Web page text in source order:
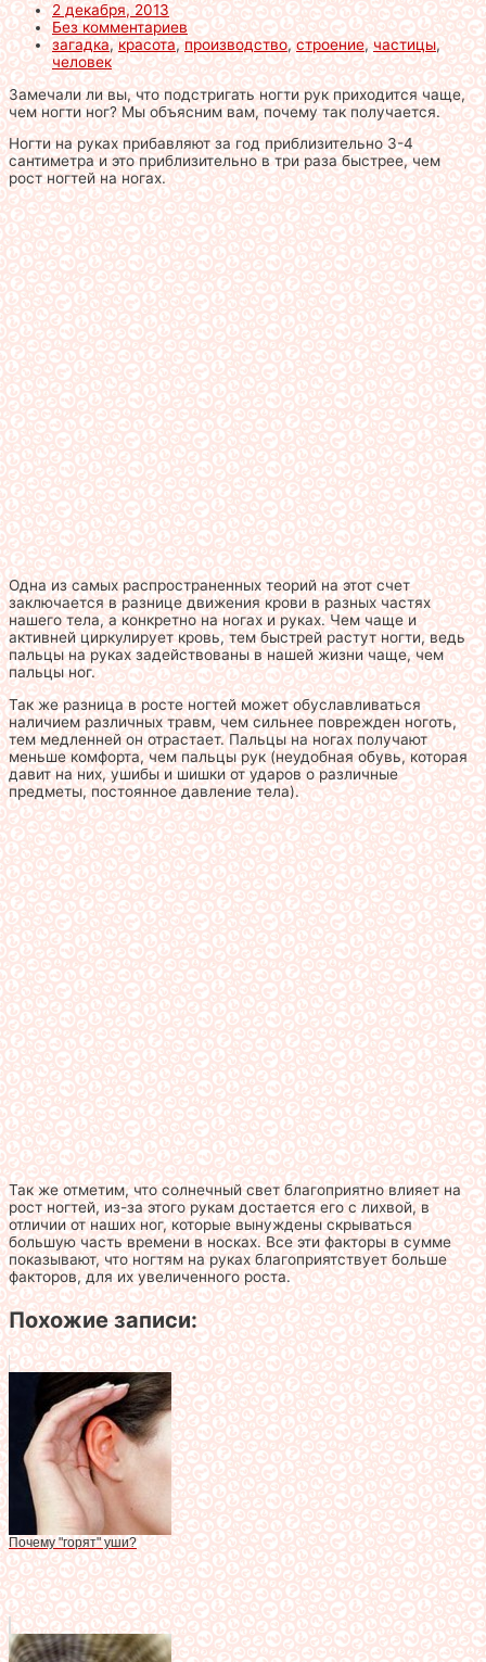
2 декабря, 2013
Без комментариев
загадка,красота,производство,строение,частицы,
человек
Замечали ли вы, что подстригать ногти рук приходится чаще,
чем ногти ног? Мы объясним вам, почему так получается.
Ногти на руках прибавляют за год приблизительно 3-4
сантиметра и это приблизительно в три раза быстрее, чем
рост ногтей на ногах.
Одна из самых распространенных теорий на этот счет
заключается в разнице движения крови в разных частях
нашего тела, а конкретно на ногах и руках. Чем чаще и
активней циркулирует кровь, тем быстрей растут ногти, ведь
пальцы на руках задействованы в нашей жизни чаще, чем
пальцы ног.
Так же разница в росте ногтей может обуславливаться
наличием различных травм, чем сильнее поврежден ноготь,
тем медленней он отрастает. Пальцы на ногах получают
меньше комфорта, чем пальцы рук (неудобная обувь, которая
давит на них, ушибы и шишки от ударов о различные
предметы, постоянное давление тела).
Так же отметим, что солнечный свет благоприятно влияет на
рост ногтей, из-за этого рукам достается его с лихвой, в
отличии от наших ног, которые вынуждены скрываться
большую часть времени в носках. Все эти факторы в сумме
показывают, что ногтям на руках благоприятствует больше
факторов, для их увеличенного роста.
Похожие записи:
Почему "горят" уши?